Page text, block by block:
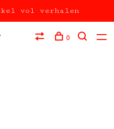
vol verhalen
0